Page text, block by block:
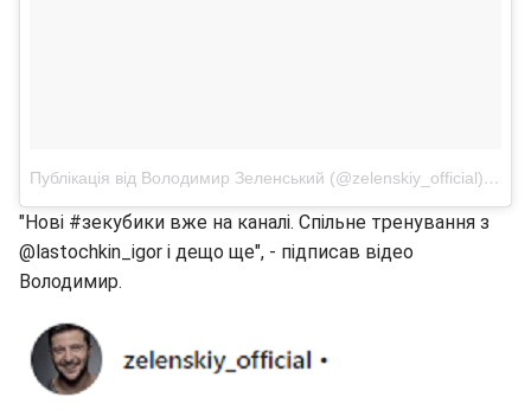
Публікація від Володимир Зеленський (@zelenskiy_official)6
"Нові #зекубики вже на каналі. Спільне тренування з
@lastochkin_igor і дещо ще", - підписав відео
Володимир.